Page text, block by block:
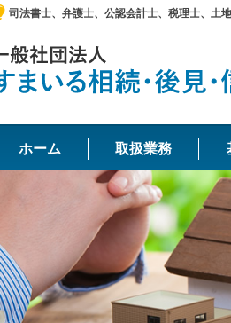
司法書士、弁護士、公認会計士、税理士、土
ホーム 取扱業務